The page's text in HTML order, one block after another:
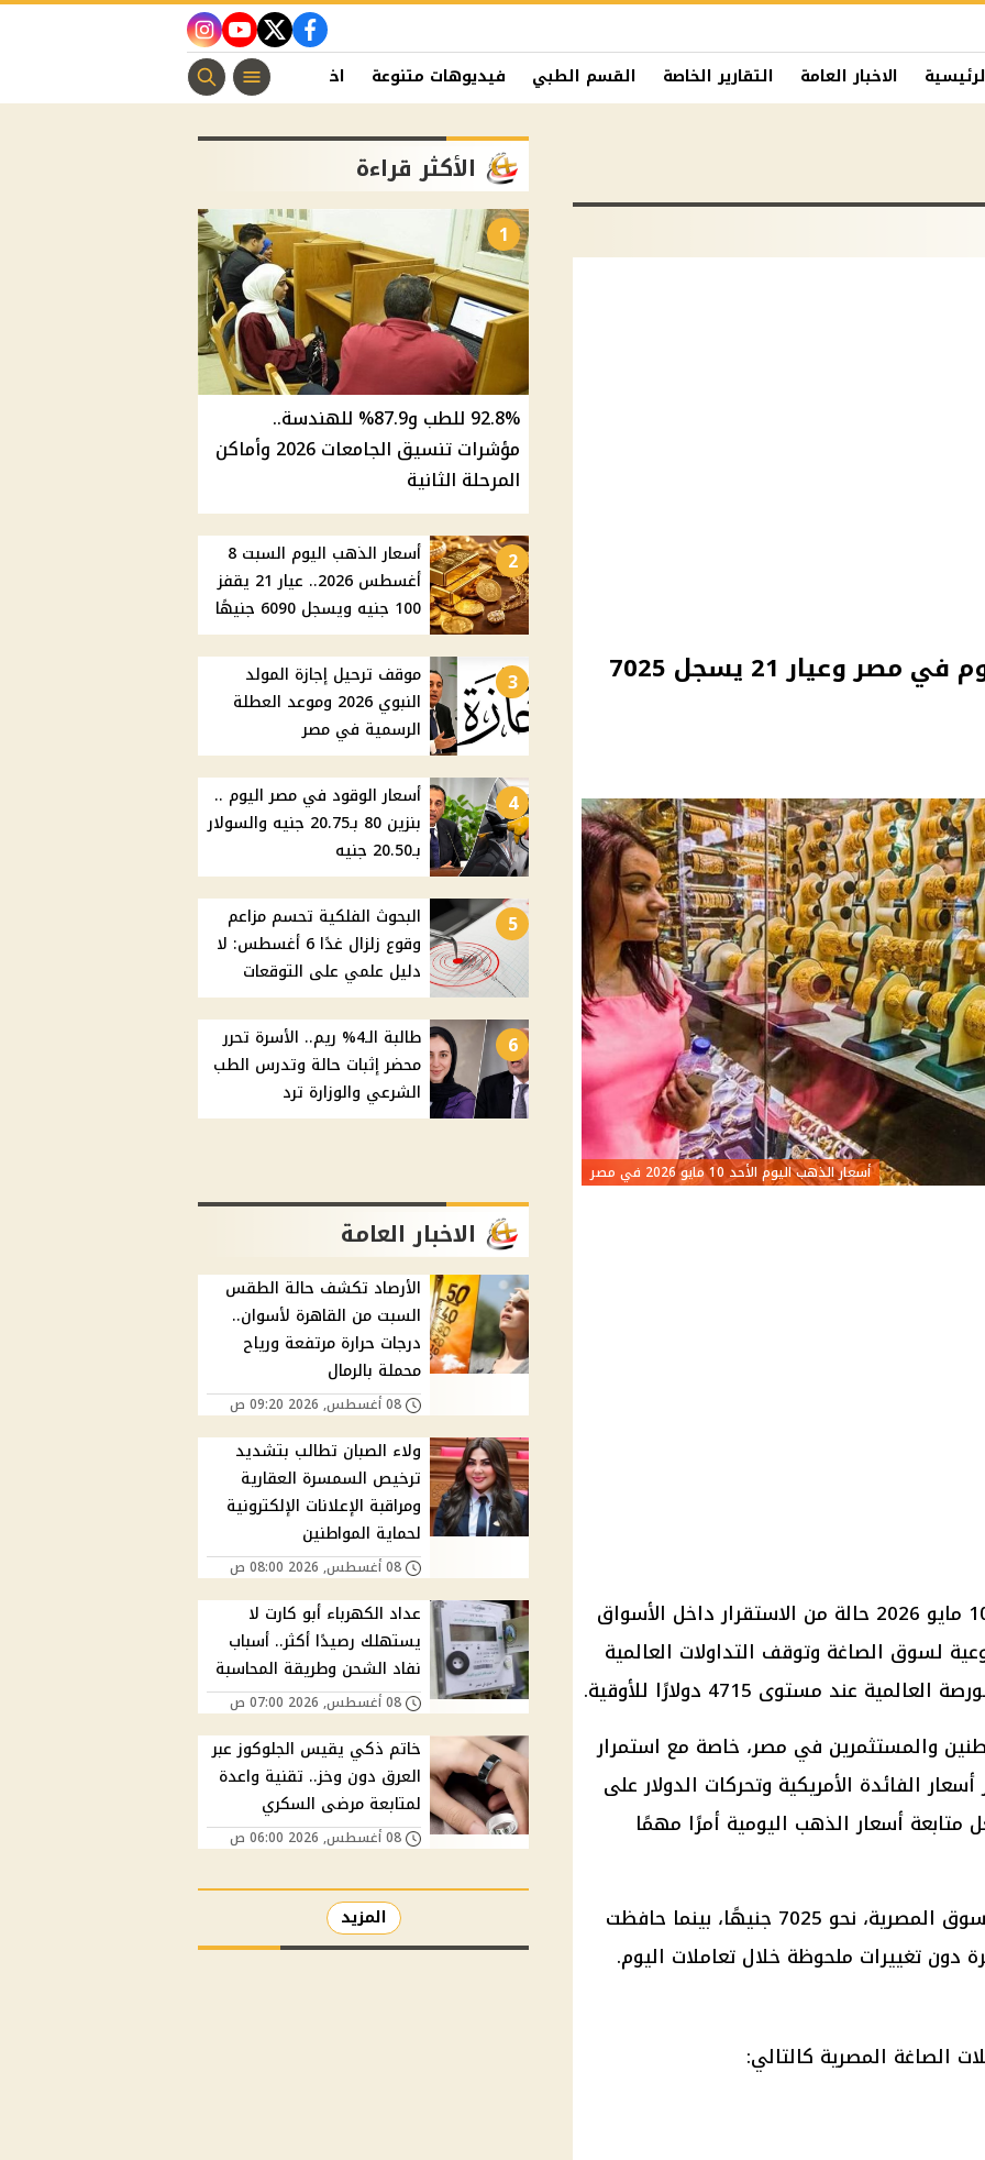
facebook
twitter
youtube
instagram
الاخبار العامة التقارير الخاصة القسم الطبي فيديوهات متنوعة اخبار الفن منوعات مسيحية
استقرار أسعار الذهب اليوم في مصر وعيار 21 يسجل 7025
أسعار الذهب اليوم الأحد 10 مايو 2026 في مصر
الأحد 10 مايو 2026 حالة من الاستقرار داخل الأسواق
لسوق الصاغة وتوقف التداولات العالمية
عند مستوى 4715 دولارًا للأوقية.
والمستثمرين في مصر، خاصة مع استمرار
أسعار الفائدة الأمريكية وتحركات الدولارعلى
متابعة أسعار الذهب اليومية أمرًا مهمًا
، الأكثر تداولًا في السوق المصرية، نحو 7025 جنيهًا، بينما حافظت
دون تغييرات ملحوظة خلال تعاملات اليوم.
الصاغة المصرية كالتالي:
الأكثر قراءة
1
92.8% للطب و87.9% للهندسة..
مؤشرات تنسيق الجامعات 2026 وأماكن
المرحلة الثانية
2
أسعار الذهب اليوم السبت 8
أغسطس 2026.. عيار 21 يقفز
100 جنيه ويسجل 6090 جنيهًا
3
موقف ترحيل إجازة المولد
النبوي 2026 وموعد العطلة
الرسمية في مصر
4
أسعار الوقود في مصر اليوم ..
بنزين 80 بـ20.75 جنيه والسولار
بـ20.50 جنيه
5
البحوث الفلكية تحسم مزاعم
وقوع زلزال غدًا 6 أغسطس: لا
دليل علمي على التوقعات
6
طالبة الـ4% ريم.. الأسرة تحرر
محضر إثبات حالة وتدرس الطب
الشرعي والوزارة ترد
الاخبار العامة
الأرصاد تكشف حالة الطقس
السبت من القاهرة لأسوان..
درجات حرارة مرتفعة ورياح
محملة بالرمال
08 أغسطس, 2026 09:20 ص
ولاء الصبان تطالب بتشديد
ترخيص السمسرة العقارية
ومراقبة الإعلانات الإلكترونية
لحماية المواطنين
08 أغسطس, 2026 08:00 ص
عداد الكهرباء أبو كارت لا
يستهلك رصيدًا أكثر.. أسباب
نفاد الشحن وطريقة المحاسبة
08 أغسطس, 2026 07:00 ص
خاتم ذكي يقيس الجلوكوز عبر
العرق دون وخز.. تقنية واعدة
لمتابعة مرضى السكري
08 أغسطس, 2026 06:00 ص
المزيد